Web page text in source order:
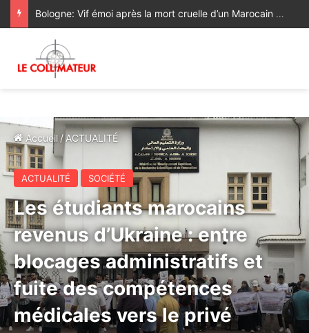
L’Homme ou l’IA ? L’humanité face à son premier rival
Accueil / ACTUALITÉ
ACTUALITÉ SOCIÉTÉ
Les étudiants marocains
revenus d’Ukraine : entre
blocages administratifs et
fuite des compétences
médicales vers le privé